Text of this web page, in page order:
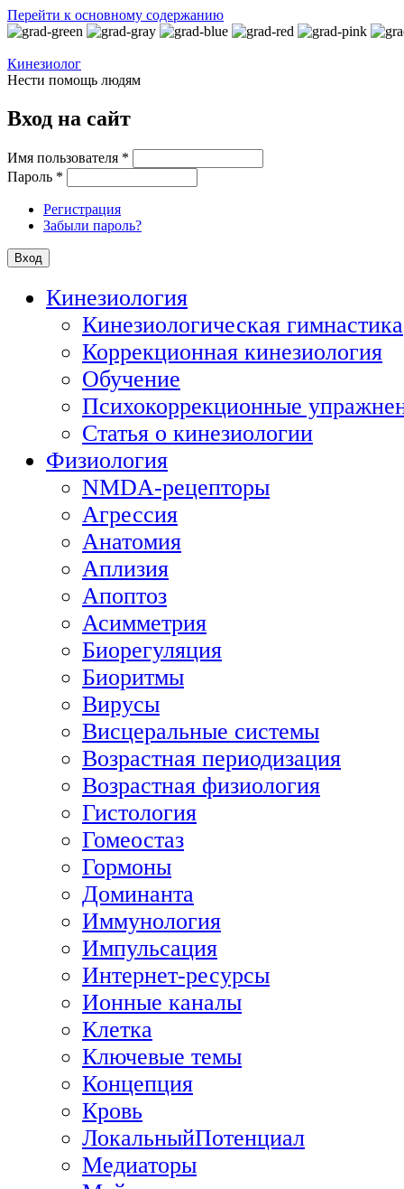
Перейти к основному содержанию
Кинезиолог
Нести помощь людям
Вход на сайт
Имя пользователя *
Пароль *
Регистрация
Забыли пароль?
Кинезиология
Кинезиологическая гимнастика
Коррекционная кинезиология
Обучение
Психокоррекционные
Статья о кинезиологии
Физиология
NMDA-рецепторы
Агрессия
Анатомия
Аплизия
Апоптоз
Асимметрия
Биорегуляция
Биоритмы
Вирусы
Висцеральные системы
Возрастная периодизация
Возрастная физиология
Гистология
Гомеостаз
Гормоны
Доминанта
Иммунология
Импульсация
Интернет-ресурсы
Ионные каналы
Клетка
Ключевые темы
Концепция
Кровь
ЛокальныйПотенциал
Медиаторы